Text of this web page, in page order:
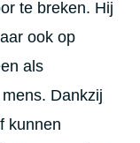
te breken. Hij
ook op
als
Dankzij
kunnen